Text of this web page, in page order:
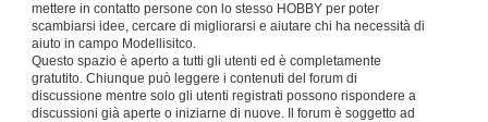
mettere in contatto persone con lo stesso HOBBY per poter
scambiarsi idee, cercare di migliorarsi e aiutare chi ha necessità di
aiuto in campo Modellisitco.
Questo spazio è aperto a tutti gli utenti ed è completamente
gratutito. Chiunque può leggere i contenuti del forum di
discussione mentre solo gli utenti registrati possono rispondere a
discussioni già aperte o iniziarne di nuove. Il forum è soggetto ad